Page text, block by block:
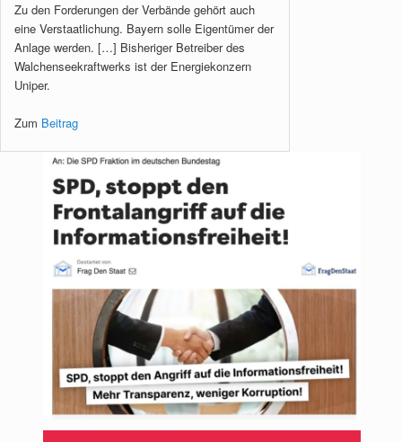
Zu den Forderungen der Verbände gehört auch
eine Verstaatlichung. Bayern solle Eigentümer der
Anlage werden. […] Bisheriger Betreiber des
Walchenseekraftwerks ist der Energiekonzern
Uniper.
Zum Beitrag